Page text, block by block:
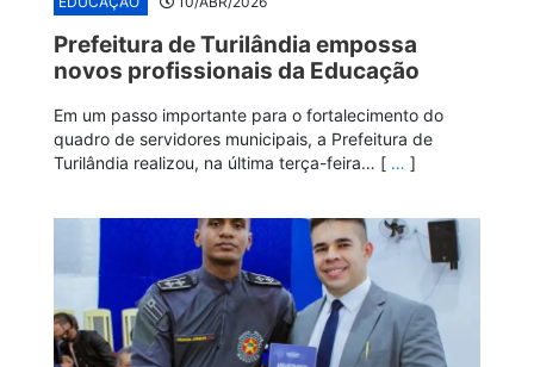
Prefeitura de Turilândia empossa
novos profissionais da Educação
Em um passo importante para o fortalecimento do
quadro de servidores municipais, a Prefeitura de
Turilândia realizou, na última terça-feira… [ … ]